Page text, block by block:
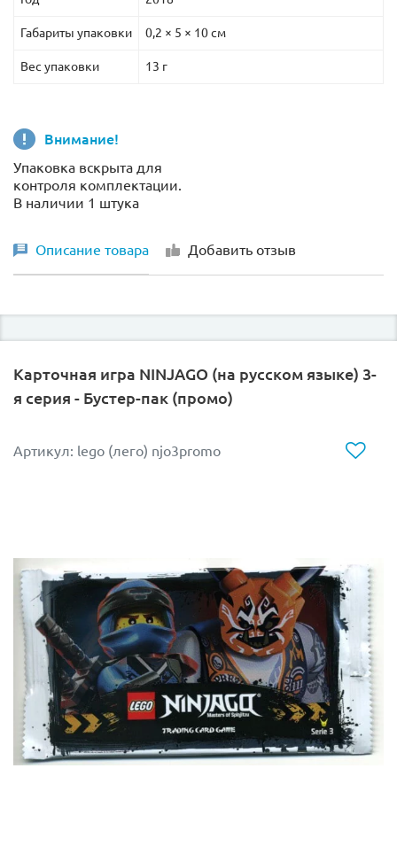
Габариты упаковки 0,2 × 5 × 10 см
Вес упаковки 13 г
Внимание!
Упаковка вскрыта для
контроля комплектации.
В наличии 1 штука
Описание товара Добавить отзыв
Карточная игра NINJAGO (на русском языке) 3-
я серия - Бустер-пак (промо)
Артикул: lego (лего) njo3promo